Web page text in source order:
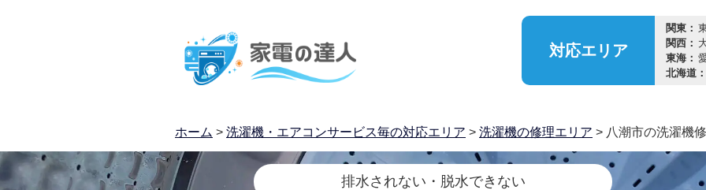
対応エリア
関東：
関西：
東海：
北海道：
ホーム > 洗濯機・エアコンサービス毎の対応エリア > 洗濯機の修理エリア > 八潮市の洗濯機
排水されない・脱水できない